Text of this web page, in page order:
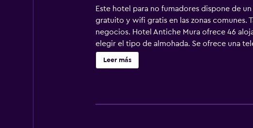
Este hotel para no fumadores dispone de
gratuito y wifi gratis en las zonas comunes.
negocios. Hotel Antiche Mura ofrece 46
elegir el tipo de almohada. Se ofrece una
zapatillas, artículos de higiene personal de
Internet wifi gratis. Los servicios para las
Leer más